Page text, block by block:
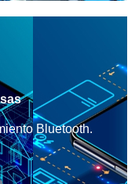
Bluetooth.